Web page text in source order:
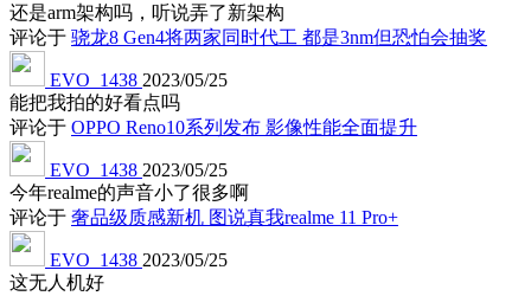
还是arm架构吗，听说弄了新架构
评论于 骁龙8 Gen4将两家同时代工 都是3nm但恐怕会抽奖
EVO_1438 2023/05/25
能把我拍的好看点吗
评论于 OPPO Reno10系列发布 影像性能全面提升
EVO_1438 2023/05/25
今年realme的声音小了很多啊
评论于 奢品级质感新机 图说真我realme 11 Pro+
EVO_1438 2023/05/25
这无人机好